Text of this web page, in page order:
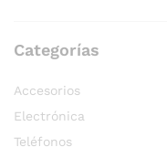
Categorías
Accesorios
Electrónica
Teléfonos